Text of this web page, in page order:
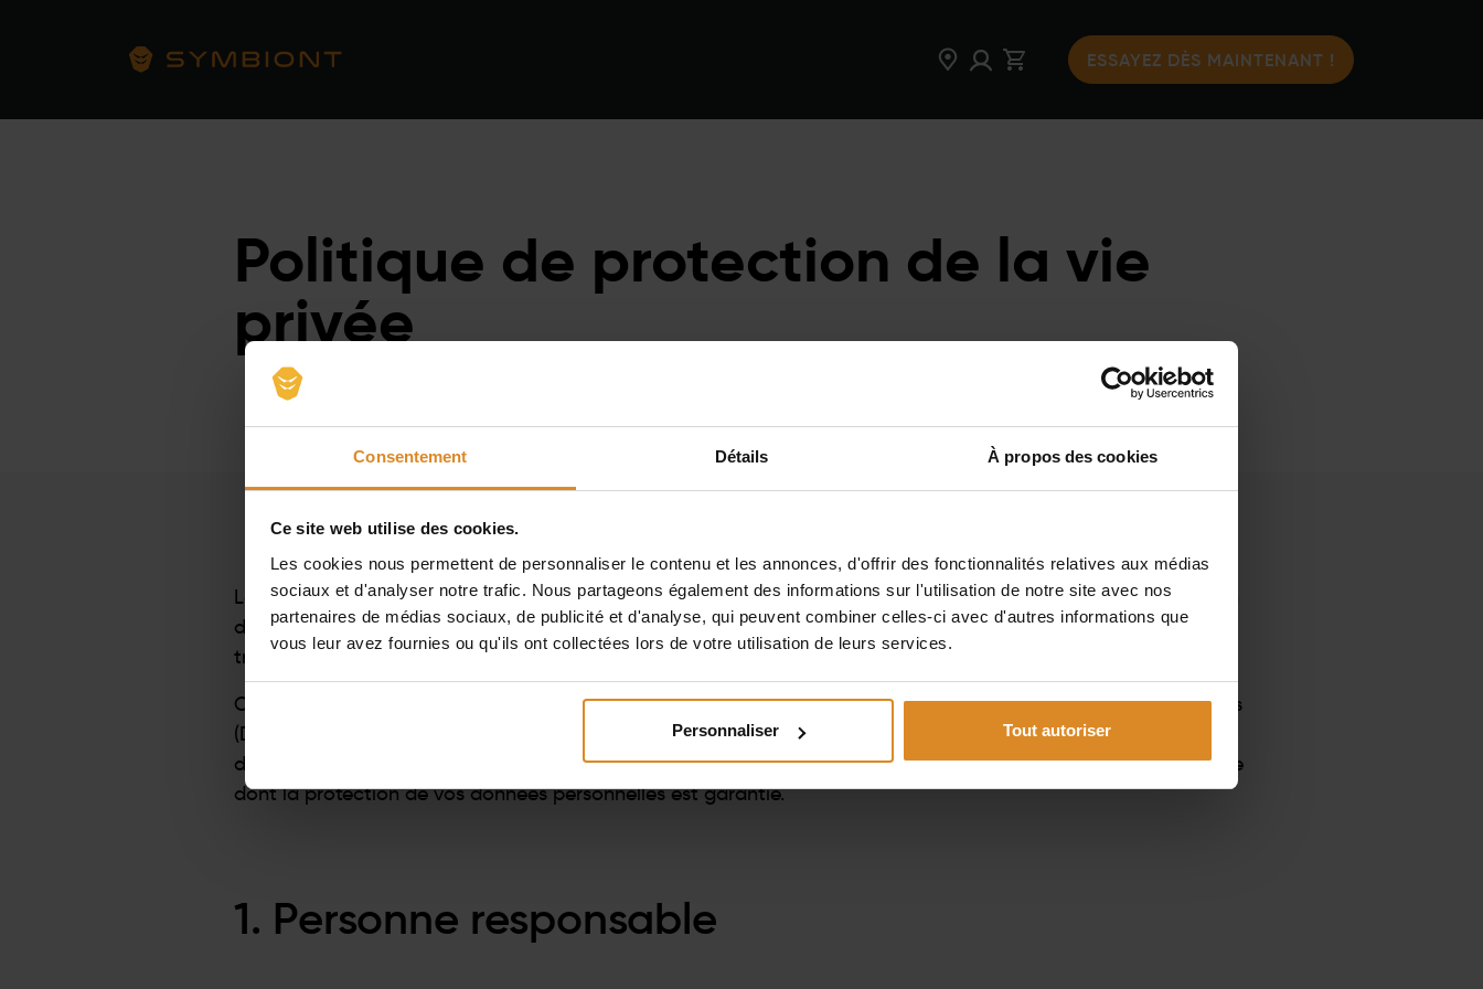
Consentement Détails À propos des cookies
Ce site web utilise des cookies.
Les cookies nous permettent de personnaliser le contenu et les annonces, d'offrir des fonctionnalités relatives aux médias
sociaux et d'analyser notre trafic. Nous partageons également des informations sur l'utilisation de notre site avec nos
partenaires de médias sociaux, de publicité et d'analyse, qui peuvent combiner celles-ci avec d'autres informations que
vous leur avez fournies ou qu'ils ont collectées lors de votre utilisation de leurs services.
Personnaliser Tout autoriser
ESSAYEZ DÈS MAINTENANT !
Politique de protection de la vie
privée
La protection des données est importante pour nous et nous attachons une grande importance à la protection
de vos données et de votre vie privée. Dans ce qui suit, nous souhaitons vous montrer quelles données nous
traitons, à quel moment, dans quel but et sur quelle base juridique.
Conformément à nos obligations d'information en vertu de l'ordonnance de base sur la protection des données
(DS-GVO), de la loi fédérale sur la protection des données (BDSG) et de la loi sur les télémédias (TMG), cela
devrait vous permettre de comprendre le mieux possible la fonction des services que nous offrons et la manière
dont la protection de vos données personnelles est garantie.
1. Personne responsable